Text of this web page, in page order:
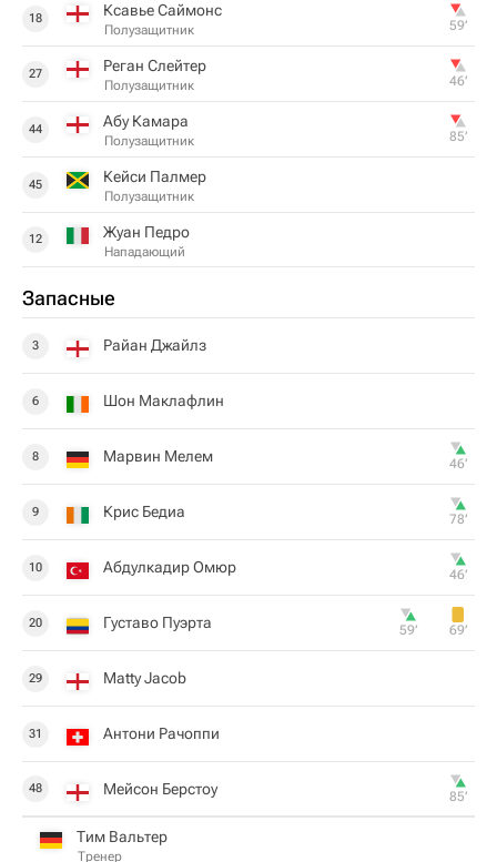
18 Ксавье Саймонс
Полузащитник 59‎’‎
27 Реган Слейтер
Полузащитник 46‎’‎
44 Абу Камара
Полузащитник 85‎’‎
45 Кейси Палмер
Полузащитник
12 Жуан Педро
Нападающий
Запасные
3 Райан Джайлз
6 Шон Маклафлин
8 Марвин Мелем 46‎’‎
9 Крис Бедиа 78‎’‎
10 Абдулкадир Омюр 46‎’‎
20 Густаво Пуэрта 59‎’‎ 69‎’‎
29 Matty Jacob
31 Антони Рачоппи
48 Мейсон Берстоу 85‎’‎
Тим Вальтер
Тренер